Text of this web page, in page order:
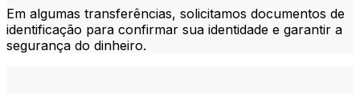
Em algumas transferências, solicitamos documentos de
identificação para confirmar sua identidade e garantir a
segurança do dinheiro.